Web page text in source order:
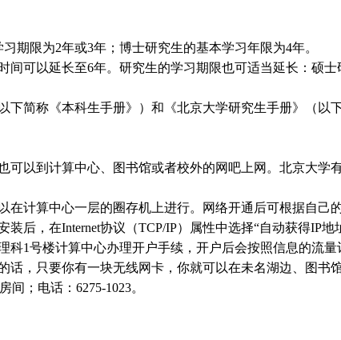
习期限为2年或3年；博士研究生的基本学习年限为4年。
间可以延长至6年。研究生的学习期限也可适当延长：硕
简称《本科生手册》）和《北京大学研究生手册》（以
以到计算中心、图书馆或者校外的网吧上网。北京大学
计算中心一层的圈存机上进行。网络开通后可根据自己
装后，在Internet协议（TCP/IP）属性中选择“自动获得IP地
科1号楼计算中心办理开户手续，开户后会按照信息的流
，只要你有一块无线网卡，你就可以在未名湖边、图书
房间；电话： 6275-1023。